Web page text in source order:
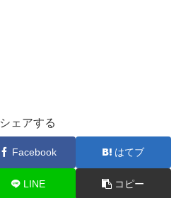
シェアする
Facebook はてブ
LINE コピー